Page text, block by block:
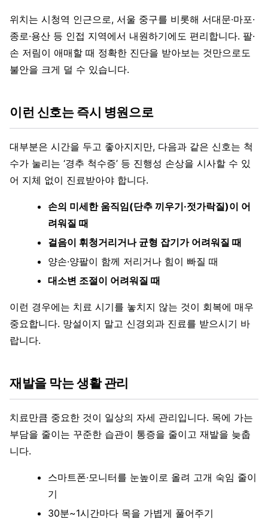
위치는 시청역 인근으로, 서울 중구를 비롯해 서대문·마포·
종로·용산 등 인접 지역에서 내원하기에도 편리합니다. 팔·
손 저림이 애매할 때 정확한 진단을 받아보는 것만으로도
불안을 크게 덜 수 있습니다.
이런 신호는 즉시 병원으로
대부분은 시간을 두고 좋아지지만, 다음과 같은 신호는 척
수가 눌리는 ‘경추 척수증’ 등 진행성 손상을 시사할 수 있
어 지체 없이 진료받아야 합니다.
손의 미세한 움직임(단추 끼우기·젓가락질)이 어
려워질 때
걸음이 휘청거리거나 균형 잡기가 어려워질 때
양손·양팔이 함께 저리거나 힘이 빠질 때
대소변 조절이 어려워질 때
이런 경우에는 치료 시기를 놓치지 않는 것이 회복에 매우
중요합니다. 망설이지 말고 신경외과 진료를 받으시기 바
랍니다.
재발을 막는 생활 관리
치료만큼 중요한 것이 일상의 자세 관리입니다. 목에 가는
부담을 줄이는 꾸준한 습관이 통증을 줄이고 재발을 늦춥
니다.
스마트폰·모니터를 눈높이로 올려 고개 숙임 줄이
기
30분~1시간마다 목을 가볍게 풀어주기